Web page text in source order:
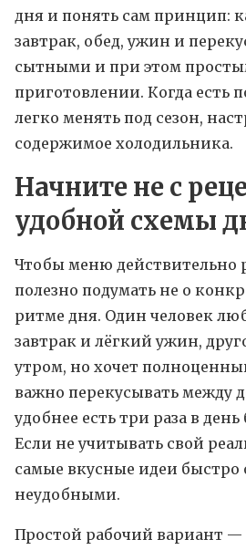
дня и понять сам принцип:
завтрак, обед, ужин и
сытными и при этом
приготовлении. Когда есть
легко менять под сезон,
содержимое холодильника.
Начните не с
удобной схемы
Чтобы меню действительно
полезно подумать не о
ритме дня. Один человек
завтрак и лёгкий ужин,
утром, но хочет
важно перекусывать между
удобнее есть три раза в
Если не учитывать свой
самые вкусные идеи быстро
неудобными.
Простой рабочий вариант —